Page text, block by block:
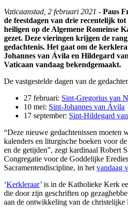
Vaticaanstad, 2 februari 2021 - Paus
de feestdagen van drie recentelijk
heiligen op de Algemene Romeinse
gezet. Deze vieringen krijgen de
gedachtenis. Het gaat om de
Johannes van Ávila en Hildegard
Vaticaan vandaag bekendgemaakt.
De vastgestelde dagen van de
27 februari: Sint-Gregorius van
10 mei: Sint-Johannes van Ávila
17 september: Sint-Hildegard
“Deze nieuwe gedachtenissen moeten
kalenders en liturgische boeken voor
en de getijden”, zegt kardinaal Robert
Congregatie voor de Goddelijke
Sacramentendiscipline, in het vandaag
‘Kerkleraar’ is in de Katholieke Kerk
die door zijn geschriften op
aan de ontwikkeling van de christelijke